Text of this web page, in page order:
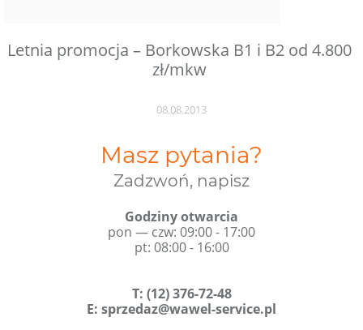
Letnia promocja – Borkowska B1 i B2 od 4.800
zł/mkw
08.08.2013
Masz pytania?
Zadzwoń, napisz
Godziny otwarcia
pon — czw: 09:00 - 17:00
pt: 08:00 - 16:00
T: (12) 376-72-48
E: sprzedaz@wawel-service.pl